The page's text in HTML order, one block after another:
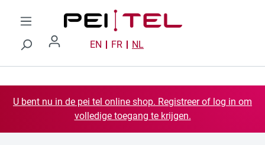
Ga naar de hoofdinhoud
EN FR NL
U bent nu in de pei tel online shop. Registreer of log in om
volledige toegang te krijgen.